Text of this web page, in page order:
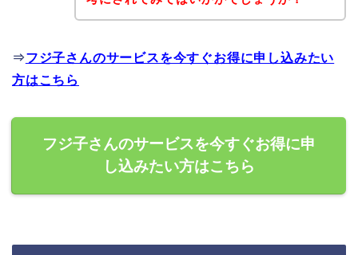
⇒フジ子さんのサービスを今すぐお得に申し込みたい
方はこちら
フジ子さんのサービスを今すぐお得に申
し込みたい方はこちら